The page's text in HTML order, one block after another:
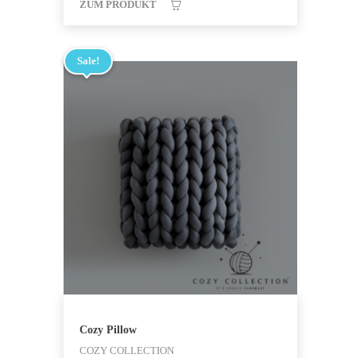
ZUM PRODUKT
Sale!
Cozy Pillow
COZY COLLECTION